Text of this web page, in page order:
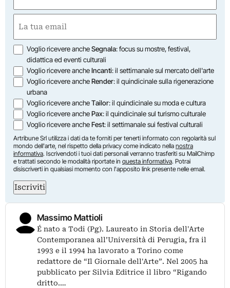
(Obbligatorio)
Opzioni
Voglio ricevere ancheSegnala: focus su mostre, festival,
didattica ed eventi culturali
Voglio ricevere ancheIncanti: il settimanale sul mercato dell'arte
Voglio ricevere ancheRender: il quindicinale sulla rigenerazione
urbana
Voglio ricevere ancheTailor: il quindicinale su moda e cultura
Voglio ricevere anchePax: il quindicinale sul turismo culturale
Voglio ricevere ancheFest: il settimanale sui festival culturali
Artribune Srl utilizza i dati da te forniti per tenerti informato con regolarità sul
mondo dell'arte, nel rispetto della privacy come indicato nella nostra
informativa. Iscrivendoti i tuoi dati personali verranno trasferiti su MailChimp
e trattati secondo le modalità riportate in questa informativa. Potrai
disiscriverti in qualsiasi momento con l'apposito link presente nelle email.
Iscriviti
Massimo Mattioli
É nato a Todi (Pg). Laureato in Storia dell'Arte
Contemporanea all’Università di Perugia, fra il
1993 e il 1994 ha lavorato a Torino come
redattore de “Il Giornale dell'Arte”. Nel 2005 ha
pubblicato per Silvia Editrice il libro “Rigando
dritto.…